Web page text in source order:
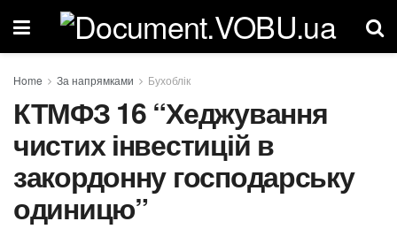
Home За напрямками Бухоблік
КТМФЗ 16 “Хеджування
чистих інвестицій в
закордонну господарську
одиницю”